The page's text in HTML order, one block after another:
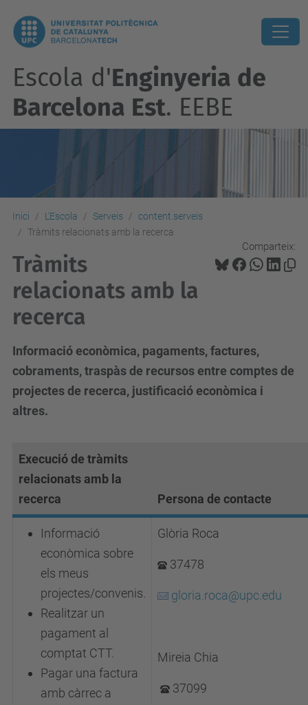
Escola d'Enginyeria de
Barcelona Est. EEBE
Inici L'Escola Serveis
content.serveis
Tràmits relacionats amb la recerca
Comparteix:
Tràmits
relacionats amb la
recerca
Informació econòmica, pagaments, factures,
cobraments, traspàs de recursos entre comptes de
projectes de recerca, justificació econòmica i
altres.
Execució de tràmits
relacionats amb la
recerca
Persona de contacte
Informació
econòmica sobre
els meus
projectes/convenis.
Realitzar un
pagament al
comptat CTT.
Pagar una factura
amb càrrec a
Glòria Roca
37478
gloria.roca@upc.edu
Mireia Chia
37099